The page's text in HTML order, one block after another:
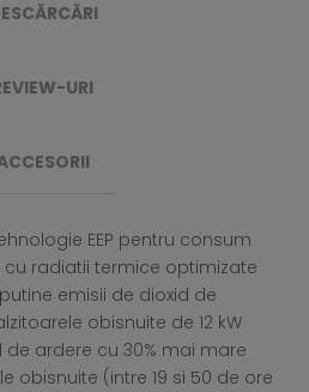
URI
EEP pentru consum
radiatii termice optimizate
emisii de dioxid de
obisnuite de 12 kW
de ardere cu 30% mai mare
obisnuite (intre 19 si 50 de ore